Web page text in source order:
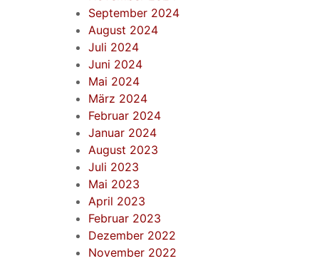
September 2024
August 2024
Juli 2024
Juni 2024
Mai 2024
März 2024
Februar 2024
Januar 2024
August 2023
Juli 2023
Mai 2023
April 2023
Februar 2023
Dezember 2022
November 2022